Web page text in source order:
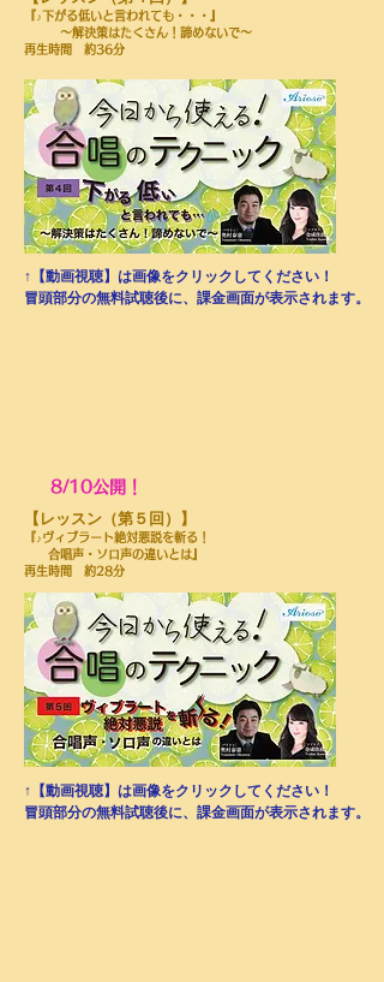
『♪下がる低いと言われても・・・』
～解決策はたくさん！諦めないで～
​再生時間 約36分
↑【動画視聴】は画像をクリックしてください！
​冒頭部分の無料試聴後に、課金画面が表示されます。
8/10公開！
​【レッスン（第５回）】
『♪ヴィブラート絶対悪説を斬る！
合唱声・ソロ声の違いとは
再生時間 約28分
↑【動画視聴】は画像をクリックしてください！
​冒頭部分の無料試聴後に、課金画面が表示されます。